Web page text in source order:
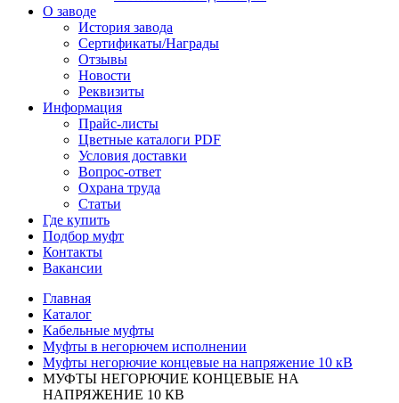
О заводе
История завода
Сертификаты/Награды
Отзывы
Новости
Реквизиты
Информация
Прайс-листы
Цветные каталоги PDF
Условия доставки
Вопрос-ответ
Охрана труда
Статьи
Где купить
Подбор муфт
Контакты
Вакансии
Главная
Каталог
Кабельные муфты
Муфты в негорючем исполнении
Муфты негорючие концевые на напряжение 10 кВ
МУФТЫ НЕГОРЮЧИЕ КОНЦЕВЫЕ НА
НАПРЯЖЕНИЕ 10 КВ